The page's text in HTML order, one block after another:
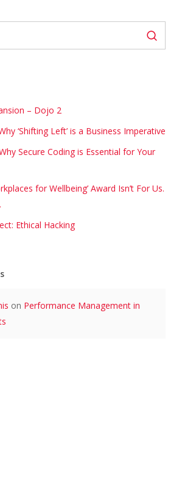
– Dojo 2
‘Shifting Left’ is a Business Imperative
Secure Coding is Essential for Your
for Wellbeing’ Award Isn’t For Us.
Ethical Hacking
on Performance Management in